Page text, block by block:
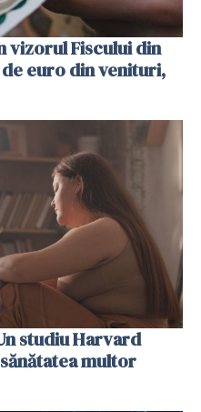
vizorul Fiscului din
euro din venituri,
studiu Harvard
multor